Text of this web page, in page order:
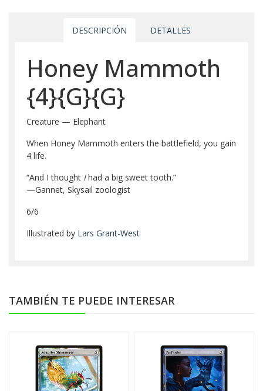
DESCRIPCIÓN DETALLES
Honey Mammoth
{4}{G}{G}
Creature — Elephant
When Honey Mammoth enters the battlefield, you gain
4 life.
“And I thought Ihad a big sweet tooth.”
—Gannet, Skysail zoologist
6/6
Illustrated by Lars Grant-West
TAMBIÉN TE PUEDE INTERESAR